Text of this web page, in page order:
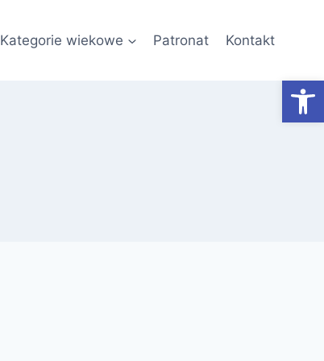
Kategorie wiekowe Patronat Kontakt